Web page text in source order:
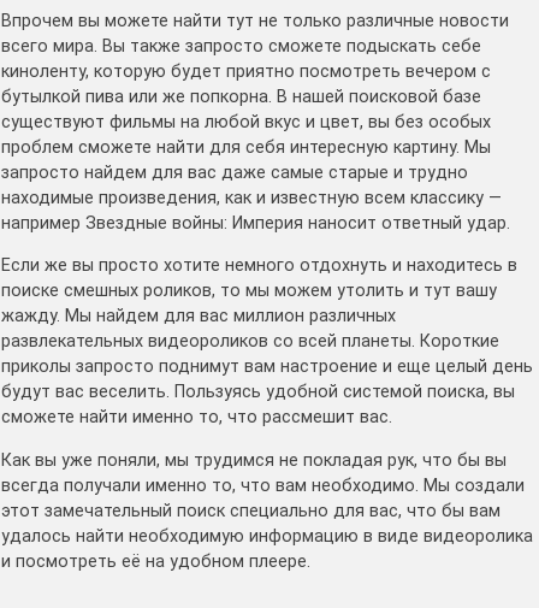
Впрочем вы можете найти тут не только различные новости
всего мира. Вы также запросто сможете подыскать себе
киноленту, которую будет приятно посмотреть вечером с
бутылкой пива или же попкорна. В нашей поисковой базе
существуют фильмы на любой вкус и цвет, вы без особых
проблем сможете найти для себя интересную картину. Мы
запросто найдем для вас даже самые старые и трудно
находимые произведения, как и известную всем классику —
например Звездные войны: Империя наносит ответный удар.
Если же вы просто хотите немного отдохнуть и находитесь в
поиске смешных роликов, то мы можем утолить и тут вашу
жажду. Мы найдем для вас миллион различных
развлекательных видеороликов со всей планеты. Короткие
приколы запросто поднимут вам настроение и еще целый день
будут вас веселить. Пользуясь удобной системой поиска, вы
сможете найти именно то, что рассмешит вас.
Как вы уже поняли, мы трудимся не покладая рук, что бы вы
всегда получали именно то, что вам необходимо. Мы создали
этот замечательный поиск специально для вас, что бы вам
удалось найти необходимую информацию в виде видеоролика
и посмотреть её на удобном плеере.